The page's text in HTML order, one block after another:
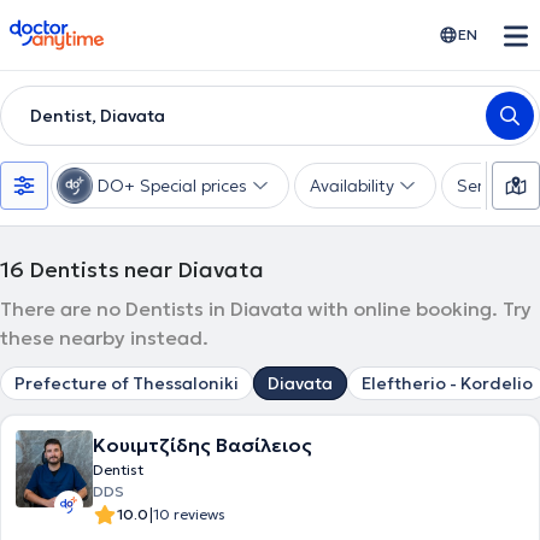
doctoranytime EN
Dentist, Diavata
DO+ Special prices Availability Services
16 Dentists near Diavata
There are no Dentists in Diavata with online booking. Try
these nearby instead.
Prefecture of Thessaloniki Diavata Eleftherio - Kordelio
Κουιμτζίδης Βασίλειος
Dentist
DDS
10.0|10 reviews